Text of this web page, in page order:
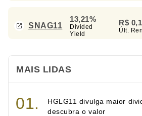
SNAG11
13,21%
Divided
Yield
R$
Últ.
MAIS LIDAS
HGLG11 divulga maior
descubra o valor